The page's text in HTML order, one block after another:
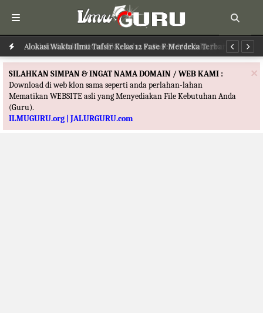
Alokasi Waktu Ilmu Tafsir Kelas 12 Fase F Merdeka Terbaru
×
SILAHKAN SIMPAN & INGAT NAMA DOMAIN / WEB KAMI :
Download di web klon sama seperti anda perlahan-lahan
Mematikan WEBSITE asli yang Menyediakan File Kebutuhan Anda
(Guru).
ILMUGURU.org | JALURGURU.com